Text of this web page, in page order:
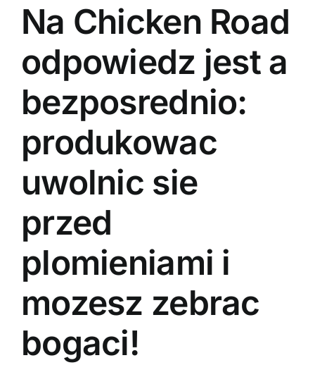
Na Chicken Road
odpowiedz jest a
bezposrednio:
produkowac
uwolnic sie
przed
plomieniami i
mozesz zebrac
bogaci!